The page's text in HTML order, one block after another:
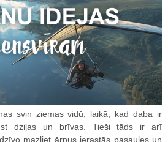
svin ziemas vidū, laikā, kad daba ir
dziļas un brīvas. Tieši tāds ir arī
mazliet ārpus ierastās pasaules un